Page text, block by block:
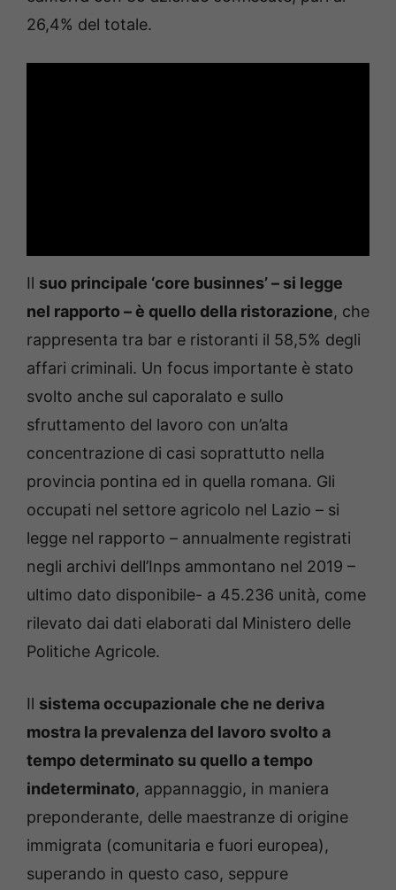
26,4% del totale.
Il suo principale ‘core businnes’ – si legge
nel rapporto – è quello della ristorazione, che
rappresenta tra bar e ristoranti il 58,5% degli
affari criminali. Un focus importante è stato
svolto anche sul caporalato e sullo
sfruttamento del lavoro con un’alta
concentrazione di casi soprattutto nella
provincia pontina ed in quella romana. Gli
occupati nel settore agricolo nel Lazio – si
legge nel rapporto – annualmente registrati
negli archivi dell’Inps ammontano nel 2019 –
ultimo dato disponibile- a 45.236 unità, come
rilevato dai dati elaborati dal Ministero delle
Politiche Agricole.
Il sistema occupazionale che ne deriva
mostra la prevalenza del lavoro svolto a
tempo determinato su quello a tempo
indeterminato, appannaggio, in maniera
preponderante, delle maestranze di origine
immigrata (comunitaria e fuori europea),
superando in questo caso, seppure